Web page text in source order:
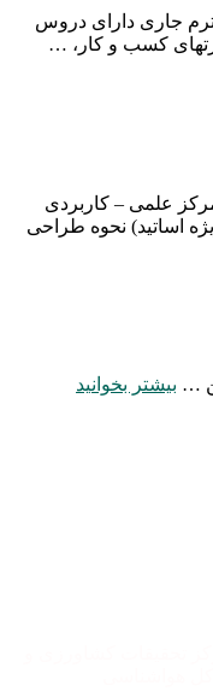
ترم جاری دارای دروس
کسب و کار، …
علمی – کاربردی
– نیمسال بهمن ۱۴۰۰-۱۳۹۹ (ویژه اساتید) نحوه طراحی
… بیشتر بخوانید